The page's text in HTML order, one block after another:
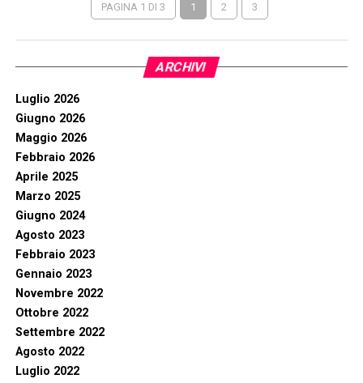
PAGINA 1 DI 3 1 2 3
ARCHIVI
Luglio 2026
Giugno 2026
Maggio 2026
Febbraio 2026
Aprile 2025
Marzo 2025
Giugno 2024
Agosto 2023
Febbraio 2023
Gennaio 2023
Novembre 2022
Ottobre 2022
Settembre 2022
Agosto 2022
Luglio 2022